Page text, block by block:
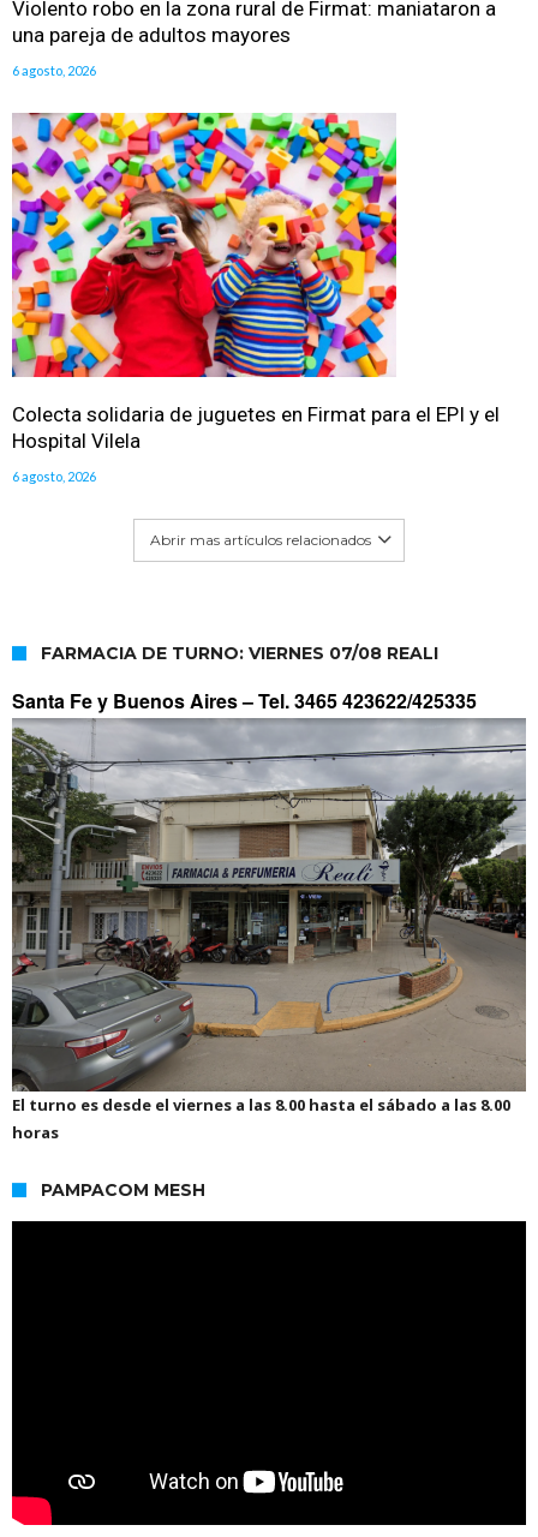
Violento robo en la zona rural de Firmat: maniataron a
una pareja de adultos mayores
6 agosto, 2026
Colecta solidaria de juguetes en Firmat para el EPI y el
Hospital Vilela
6 agosto, 2026
Abrir mas artículos relacionados
FARMACIA DE TURNO: VIERNES 07/08 REALI
Santa Fe y Buenos Aires –Tel. 3465 423622/425335
El turno es desde el viernes a las 8.00 hasta el sábado a las 8.00
horas
PAMPACOM MESH